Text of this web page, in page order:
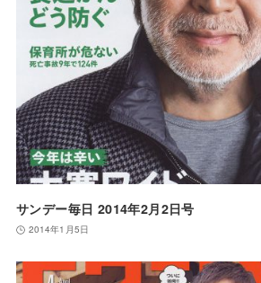
サンデー毎日 2014年2月2日号
2014年1月5日